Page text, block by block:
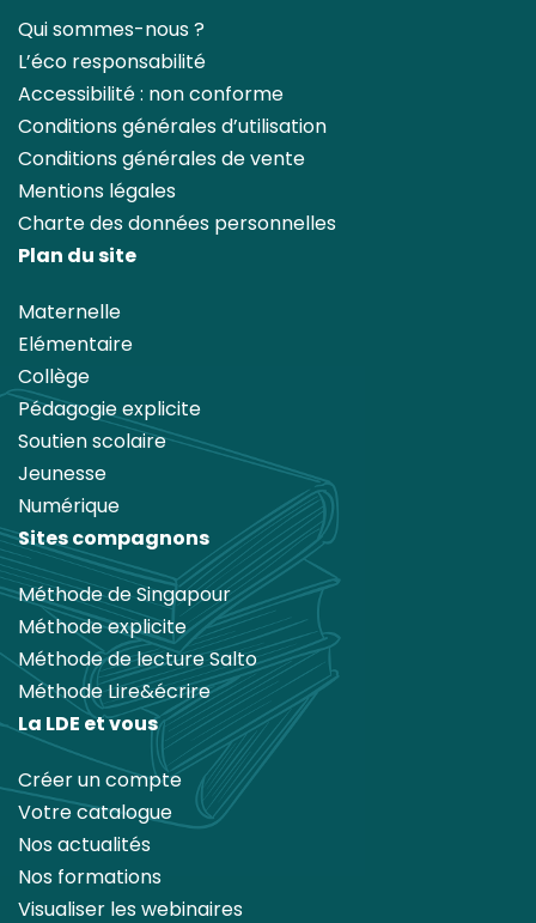
Qui sommes-nous ?
L’éco responsabilité
Accessibilité : non conforme
Conditions générales d’utilisation
Conditions générales de vente
Mentions légales
Charte des données personnelles
Plan du site
Maternelle
Elémentaire
Collège
Pédagogie explicite
Soutien scolaire
Jeunesse
Numérique
Sites compagnons
Méthode de Singapour
Méthode explicite
Méthode de lecture Salto
Méthode Lire&écrire
La LDE et vous
Créer un compte
Votre catalogue
Nos actualités
Nos formations
Visualiser les webinaires